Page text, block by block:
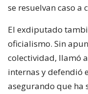
se resuelvan caso a
El exdiputado
oficialismo. Sin
colectividad, llamó
internas y defendió
asegurando que ha